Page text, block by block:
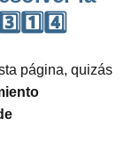
página, quizás